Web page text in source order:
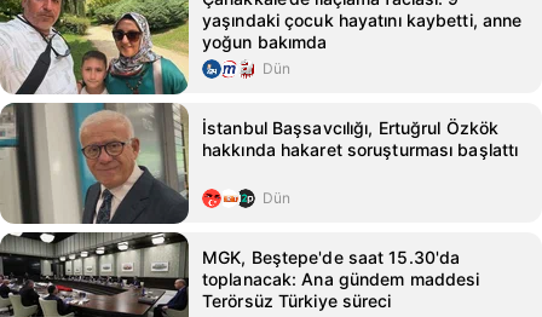
yaşındaki çocuk hayatını kaybetti, anne
yoğun bakımda
Dün
İstanbul Başsavcılığı, Ertuğrul Özkök
hakkında hakaret soruşturması başlattı
Dün
MGK, Beştepe'de saat 15.30'da
toplanacak: Ana gündem maddesi
Terörsüz Türkiye süreci